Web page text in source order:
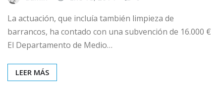
La actuación, que incluía también limpieza de
barrancos, ha contado con una subvención de 16.000 €
El Departamento de Medio…
LEER MÁS